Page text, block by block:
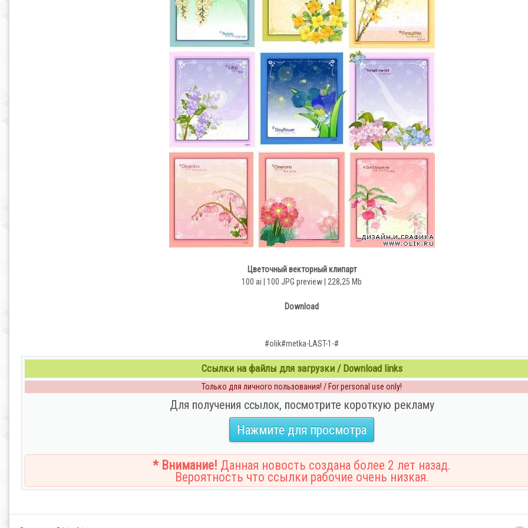
Цветочный векторный клипарт
100 ai | 100 JPG preview | 228,25 Mb
Download
#olik#metka-LAST-1-#
Ссылки на файлы для загрузки / Download links
Только для личного пользования! / For personal use only!
Для получения ссылок, посмотрите короткую рекламу
Нажмите для просмотра
* Внимание! Данная новость создана более 2 лет назад.
Вероятность что ссылки рабочие очень низкая.